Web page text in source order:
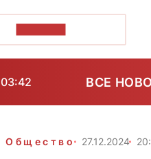
ВСЕ
Общество 27.12.2024